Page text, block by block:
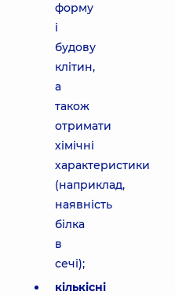
форму
і
будову
клітин,
а
також
отримати
хімічні
характеристики
(наприклад,
наявність
білка
в
сечі);
кількісні